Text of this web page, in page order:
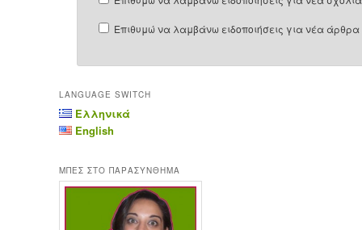
Επιθυμώ να λαμβάνω ειδοποιήσεις για νέα
LANGUAGE SWITCH
Ελληνικά
English
ΜΠΕΣ ΣΤΟ ΠΑΡΑΣΥΝΘΗΜΑ